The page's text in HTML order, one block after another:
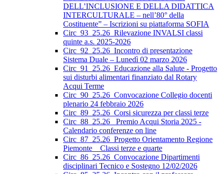
DELL’INCLUSIONE E DELLA DIDATTICA
INTERCULTURALE – nell’80° della
Costituente” – Iscrizioni su piattaforma SOFIA
Circ_93_25.26_Rilevazione INVALSI classi
quinte a.s. 2025-2026
Circ_92_25.26_Incontro di presentazione
Sistema Duale – Lunedì 02 marzo 2026
Circ_91_25.26_Educazione alla Salute - Progetto
sui disturbi alimentari finanziato dal Rotary
Acqui Terme
Circ_90_25.26_Convocazione Collegio docenti
plenario 24 febbraio 2026
Circ_89_25.26_Corsi sicurezza per classi terze
Circ_88_25.26_ Premio Acqui Storia 2025 -
Calendario conferenze on line
Circ_87_25.26_Progetto Orientamento Regione
Piemonte _ Classi terze e quarte
Circ_86_25.26_Convocazione Dipartimenti
disciplinari Tecnico e Sostegno 12/02/2026